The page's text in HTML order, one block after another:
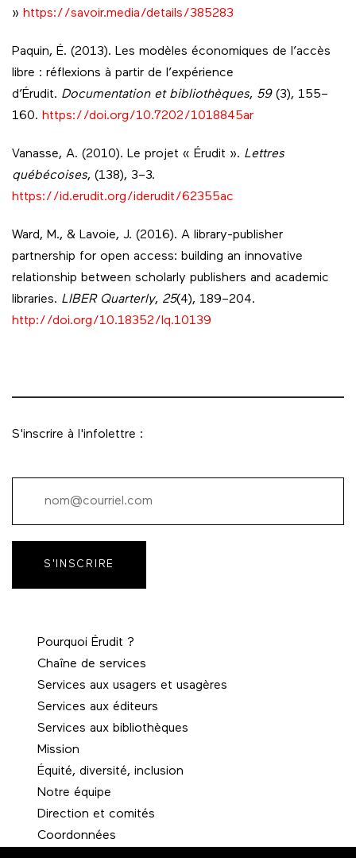
» https://savoir.media/details/385283
Paquin, É. (2013). Les modèles économiques de l’accès
libre : réflexions à partir de l’expérience
d’Érudit. Documentation et bibliothèques, 59(3), 155–
160. https://doi.org/10.7202/1018845ar
Vanasse, A. (2010). Le projet « Érudit ». Lettres
québécoises, (138), 3–3.
https://id.erudit.org/iderudit/62355ac
Ward, M., & Lavoie, J. (2016). A library-publisher
partnership for open access: building an innovative
relationship between scholarly publishers and academic
libraries. LIBER Quarterly, 25(4), 189–204.
http://doi.org/10.18352/lq.10139
S'inscrire à l'infolettre :
S'INSCRIRE
Pourquoi Érudit ?
Chaîne de services
Services aux usagers et usagères
Services aux éditeurs
Services aux bibliothèques
Mission
Équité, diversité, inclusion
Notre équipe
Direction et comités
Coordonnées